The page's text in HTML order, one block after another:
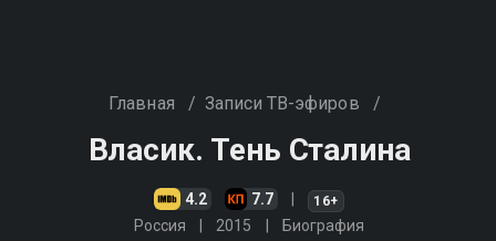
Главная / Записи ТВ-эфиров /
Власик. Тень Сталина
4.2 7.7 16+
Россия 2015 Биография